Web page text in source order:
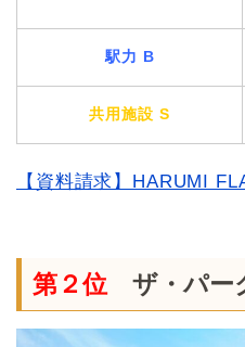
駅力 B
共用施設 S
【資料請求】HARUMI
第２位 ザ・パー